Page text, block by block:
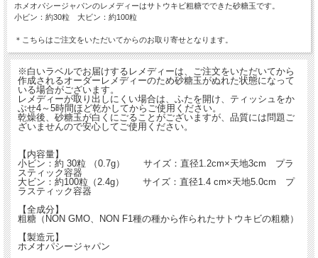
ホメオパシージャパンのレメディーはサトウキビ粗糖でできた砂糖玉です。
小ビン：約30粒 大ビン：約100粒
＊こちらはご注文をいただいてからのお取り寄せとなります。
※白いラベルでお届けするレメディーは、ご注文をいただいてから
作成されるオーダーレメディーのため砂糖玉がぬれた状態になって
いる場合がございます。
レメディーが取り出しにくい場合は、ふたを開け、ティッシュをか
ぶせ4～5時間ほど乾かしてからご使用ください。
乾燥後、砂糖玉が白くにごることがございますが、品質には問題ご
ざいませんので安心してご使用ください。
【内容量】
小ビン：約 30粒 （0.7g） サイズ：直径1.2cm×天地3cm プラ
スティック容器
大ビン：約100粒（2.4g） サイズ：直径1.4 cm×天地5.0cm プ
ラスティック容器
【全成分】
粗糖（NON GMO、NON F1種の種から作られたサトウキビの粗糖）
【製造元】
ホメオパシージャパン